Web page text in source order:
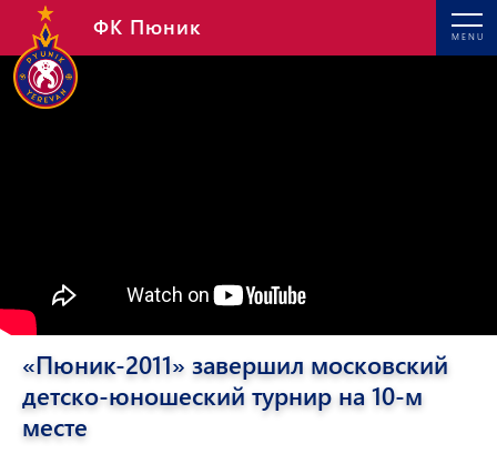
MENU
ФК Пюник
«Пюник-2011» завершил московский
детско-юношеский турнир на 10-м
месте